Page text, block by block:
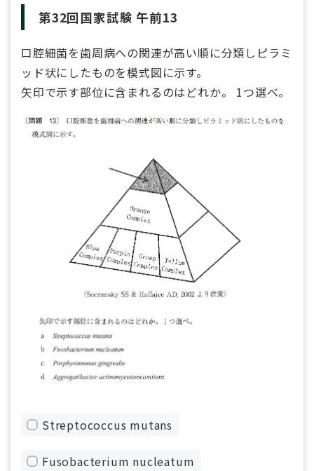
第32回国家試験 午前13
口腔細菌を歯周病への関連が高い順に分類しピラミ
ッド状にしたものを模式図に示す。
矢印で示す部位に含まれるのはどれか。 1つ選べ。
Streptococcus mutans
Fusobacterium nucleatum